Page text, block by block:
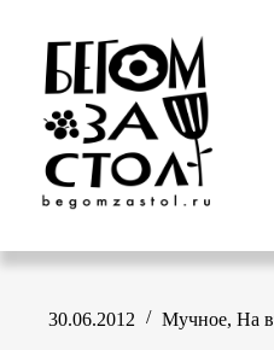
30.06.2012 Мучное, На